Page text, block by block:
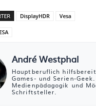
DisplayHDR Vesa
André Westphal
Hauptberuflich
Games- und Serien-
Medienpädagogik und
Schriftsteller.